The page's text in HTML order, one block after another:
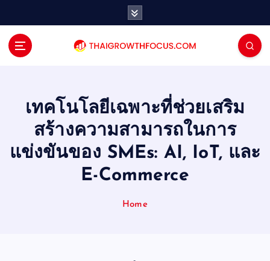
เทคโนโลยีเฉพาะที่ช่วยเสริม
สร้างความสามารถในการ
แข่งขันของ SMEs: AI, IoT, และ
E-Commerce
Home